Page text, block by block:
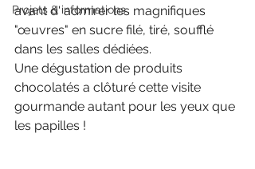
Projets & informations
avant d' admirer les magnifiques
"œuvres" en sucre filé, tiré, soufflé
dans les salles dédiées.
Une dégustation de produits
chocolatés a clôturé cette visite
gourmande autant pour les yeux que
les papilles !